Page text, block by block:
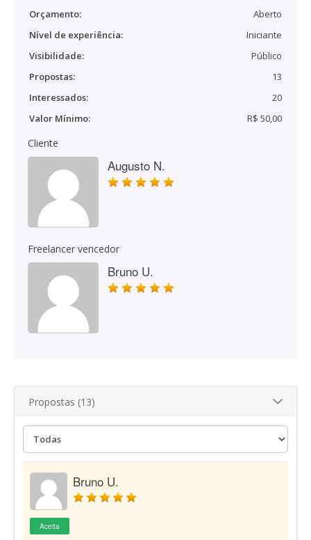
Orçamento:
Aberto
Nível de experiência:
Iniciante
Visibilidade:
Público
Propostas:
13
Interessados:
20
Valor Mínimo:
R$ 50,00
Cliente
Augusto N.
Freelancer vencedor
Bruno U.
Propostas (13)
Bruno U.
Aceita